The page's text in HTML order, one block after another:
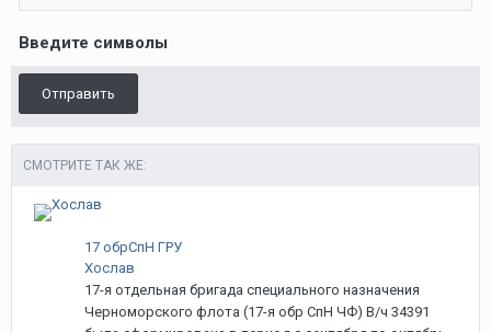
Введите символы
Отправить
СМОТРИТЕ ТАК ЖЕ:
17 обрСпН ГРУ
Хослав
17-я отдельная бригада специального назначения
Черноморского флота (17-я обр СпН ЧФ) В/ч 34391